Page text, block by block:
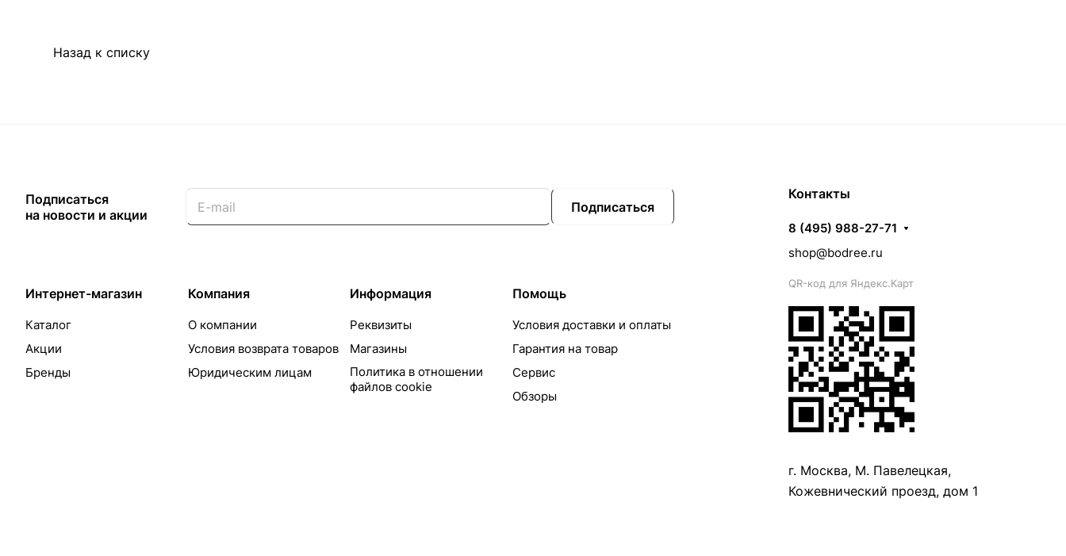
Назад к списку
Подписаться
на новости и акции
Подписаться
Интернет-магазин
Каталог
Акции
Бренды
Компания
О компании
Условия возврата товаров
Юридическим лицам
Информация
Реквизиты
Магазины
Политика в отношении
файлов cookie
Помощь
Условия доставки и оплаты
Гарантия на товар
Сервис
Обзоры
Контакты
8 (495) 988-27-71
shop@bodree.ru
QR-код для Яндекс.Карт
г. Москва, М. Павелецкая,
Кожевнический проезд, дом 1